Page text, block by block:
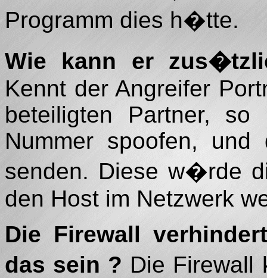
Programm dies h�tte.
Wie kann er
Kennt der Angreifer
beteiligten Partner,
Nummer spoofen,
senden. Diese w�rde
den Host im Netzwerk
Die Firewall
das sein ? Die